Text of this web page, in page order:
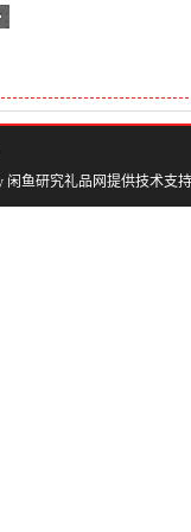
闲鱼研究礼品网提供技术支持